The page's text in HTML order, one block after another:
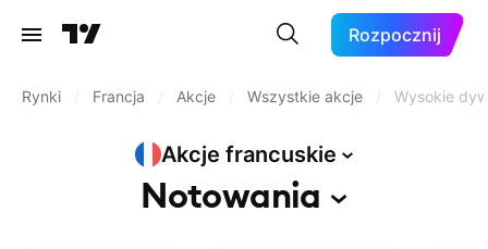
Rozpocznij
Rynki Francja Akcje Wszystkie akcje Wysokie
Akcje francuskie
Notowania